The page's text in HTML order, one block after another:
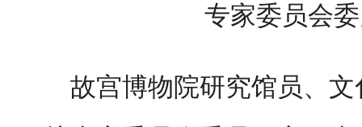
专家委员会
故宫博物院研究馆员、文